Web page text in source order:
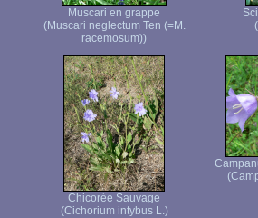
Muscari en grappe
(Muscari neglectum Ten (=M.
racemosum))
Chicorée Sauvage
(Cichorium intybus L.)